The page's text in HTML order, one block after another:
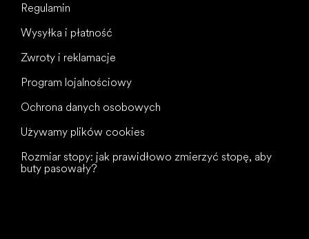
Regulamin
Wysyłka i płatność
Zwroty i reklamacje
Program lojalnościowy
Ochrona danych osobowych
Używamy plików cookies
Rozmiar stopy: jak prawidłowo zmierzyć stopę, aby
buty pasowały?